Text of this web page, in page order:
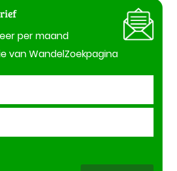
per maand
van WandelZoekpagina